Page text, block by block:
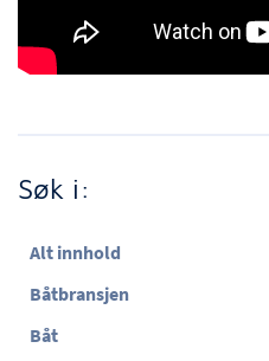
Søk i:
Alt innhold
Båtbransjen
Båt